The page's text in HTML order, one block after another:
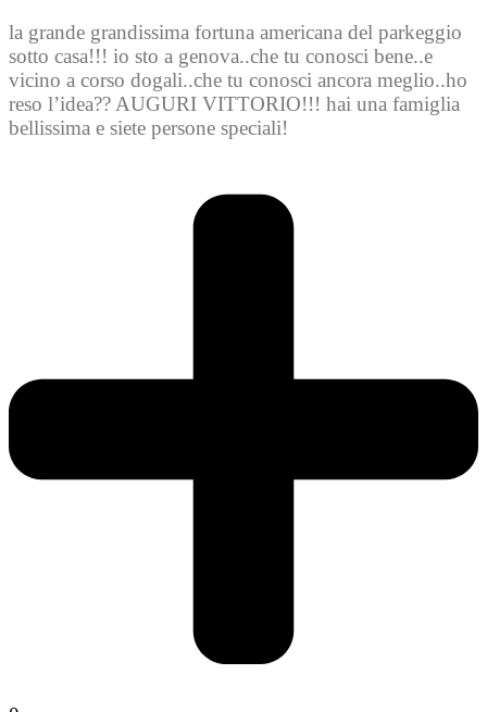
la grande grandissima fortuna americana del parkeggio
sotto casa!!! io sto a genova..che tu conosci bene..e
vicino a corso dogali..che tu conosci ancora meglio..ho
reso l’idea?? AUGURI VITTORIO!!! hai una famiglia
bellissima e siete persone speciali!